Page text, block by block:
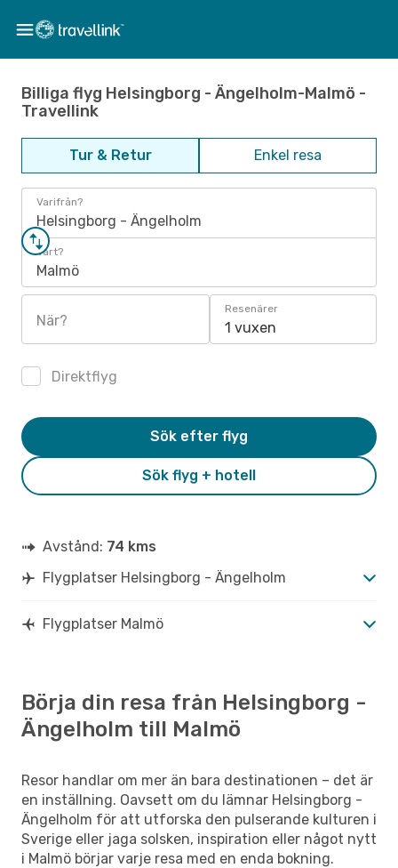
Billiga flyg Helsingborg - Ängelholm-Malmö -
Travellink
Tur & Retur Enkel resa
Varifrån?
Helsingborg - Ängelholm
Vart?
Malmö
När?
Resenärer
1 vuxen
Direktflyg
Sök flyg + hotell
Sök efter flyg
Avstånd: 74 kms
Flygplatser Helsingborg - Ängelholm
Flygplatser Malmö
Börja din resa från Helsingborg -
Ängelholm till Malmö
Resor handlar om mer än bara destinationen – det är
en inställning. Oavsett om du lämnar Helsingborg -
Ängelholm för att utforska den pulserande kulturen i
Sverige eller jaga solsken, inspiration eller något nytt
i Malmö börjar varje resa med en enda bokning.